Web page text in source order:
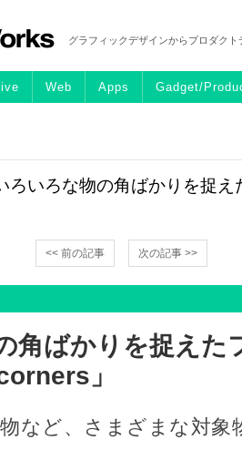
グラフィックデザインからプロダク
Web Apps Gadget/
ろいろな物の角ばかりを捉え
<< 前の記事 次の記事 >>
角ばかりを捉えた
」
など、さまざまな対象